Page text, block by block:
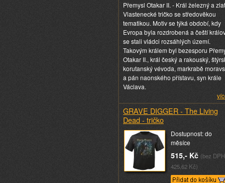
Přemysl Otakar II. - Král železný a
Vlastenecké tričko se středověkou
tematikou. Motiv se týká období, kdy
Evropa byla rozdrobená a čeští
se stali vládci rozsáhlých území.
Takovým králem byl bezesporu
Otakar II., král český a rakouský,
korutanský vévoda, markrabě
a pán naonského přístavu, syn krále
Václava.
GRAVE DIGGER - The Living
Dead - tričko
Dostupnost: do
měsíce
515,- Kč (bez DPH
425,62 Kč)